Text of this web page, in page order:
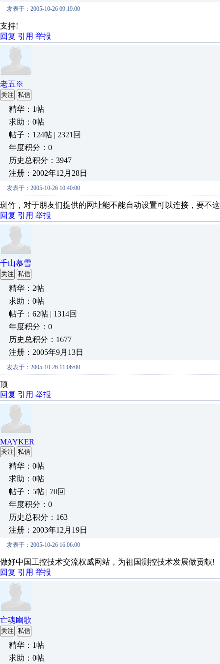
发表于：2005-10-26 09:19:00
支持!
回复 引用 举报
老五※
关注 私信
精华：1帖
求助：0帖
帖子：124帖 | 2321回
年度积分：0
历史总积分：3947
注册：2002年12月28日
发表于：2005-10-26 10:40:00
斑竹，对于朋友们提供的网址能不能自动设置可以连接，要不
回复 引用 举报
千山慕雪
关注 私信
精华：2帖
求助：0帖
帖子：62帖 | 1314回
年度积分：0
历史总积分：1677
注册：2005年9月13日
发表于：2005-10-26 11:06:00
顶
回复 引用 举报
MAYKER
关注 私信
精华：0帖
求助：0帖
帖子：5帖 | 70回
年度积分：0
历史总积分：163
注册：2003年12月19日
发表于：2005-10-26 16:06:00
做好中国工控技术交流权威网站，为祖国测控技术发展做贡献!
回复 引用 举报
亡魂幽歌
关注 私信
精华：1帖
求助：0帖